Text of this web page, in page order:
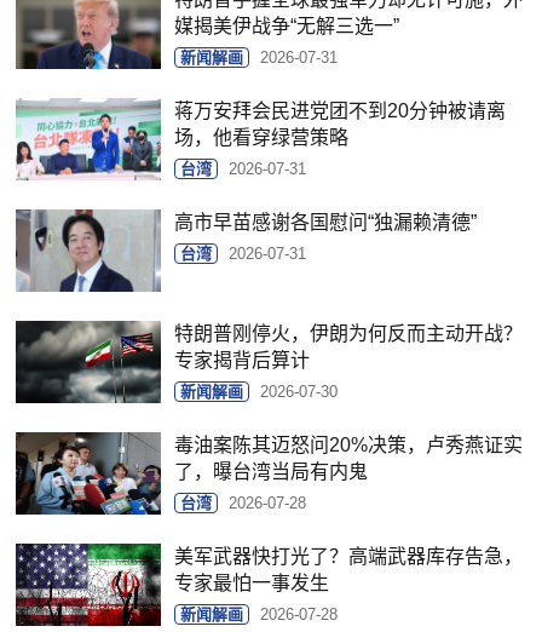
媒揭美伊战争“无解三选一”
新闻解画 2026-07-31
蒋万安拜会民进党团不到20分钟被请离
场，他看穿绿营策略
台湾 2026-07-31
高市早苗感谢各国慰问“独漏赖清德”
台湾 2026-07-31
特朗普刚停火，伊朗为何反而主动开战？
专家揭背后算计
新闻解画 2026-07-30
毒油案陈其迈怒问20%决策，卢秀燕证实
了，曝台湾当局有内鬼
台湾 2026-07-28
美军武器快打光了？高端武器库存告急，
专家最怕一事发生
新闻解画 2026-07-28